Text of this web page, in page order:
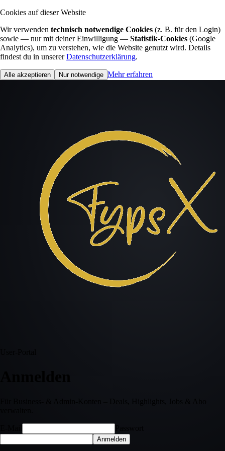
Cookies auf dieser Website
Wir verwenden technisch notwendige Cookies (z. B. für den Login)
sowie — nur mit deiner Einwilligung — Statistik-Cookies (Google
Analytics), um zu verstehen, wie die Website genutzt wird. Details
findest du in unserer Datenschutzerklärung.
Alle akzeptieren Nur notwendige Mehr erfahren
Anmelden